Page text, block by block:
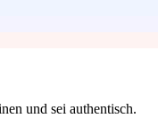
und sei authentisch.